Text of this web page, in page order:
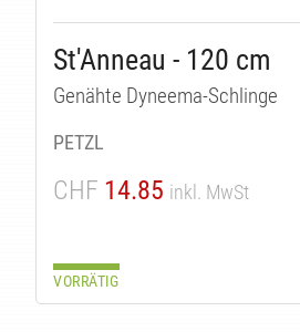
St'Anneau - 120 cm
Genähte Dyneema-Schlinge
PETZL
CHF 14.85 inkl. MwSt
VORRÄTIG